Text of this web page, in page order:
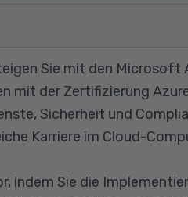
Sie mit den Microsoft
mit der Zertifizierung
Sicherheit und
Karriere im Cloud-
indem Sie die